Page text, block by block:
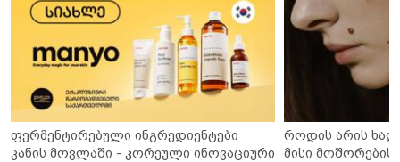
ფერმენტირებული ინგრედიენტები
კანის მოვლაში - კორეული ინოვაციური
როდის არის
მისი მოშორების